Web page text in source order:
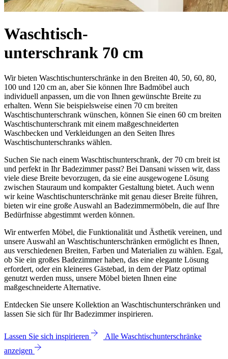
Waschtisch-
unterschrank 70 cm
Wir bieten Waschtischunterschränke in den Breiten 40, 50, 60, 80,
100 und 120 cm an, aber Sie können Ihre Badmöbel auch
individuell anpassen, um die von Ihnen gewünschte Breite zu
erhalten. Wenn Sie beispielsweise einen 70 cm breiten
Waschtischunterschrank wünschen, können Sie einen 60 cm breiten
Waschtischunterschrank mit einem maßgeschneiderten
Waschbecken und Verkleidungen an den Seiten Ihres
Waschtischunterschranks wählen.
Suchen Sie nach einem Waschtischunterschrank, der 70 cm breit ist
und perfekt in Ihr Badezimmer passt? Bei Dansani wissen wir, dass
viele diese Breite bevorzugen, da sie eine ausgewogene Lösung
zwischen Stauraum und kompakter Gestaltung bietet. Auch wenn
wir keine Waschtischunterschränke mit genau dieser Breite führen,
bieten wir eine große Auswahl an Badezimmermöbeln, die auf Ihre
Bedürfnisse abgestimmt werden können.
Wir entwerfen Möbel, die Funktionalität und Ästhetik vereinen, und
unsere Auswahl an Waschtischunterschränken ermöglicht es Ihnen,
aus verschiedenen Breiten, Farben und Materialien zu wählen. Egal,
ob Sie ein großes Badezimmer haben, das eine elegante Lösung
erfordert, oder ein kleineres Gästebad, in dem der Platz optimal
genutzt werden muss, unsere Möbel bieten Ihnen eine
maßgeschneiderte Alternative.
Entdecken Sie unsere Kollektion an Waschtischunterschränken und
lassen Sie sich für Ihr Badezimmer inspirieren.
Lassen Sie sich inspirieren
Alle Waschtischunterschränke
anzeigen